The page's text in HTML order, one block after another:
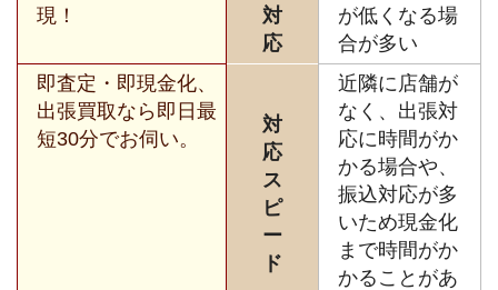
現！
対
応
が低くなる場
合が多い
即査定・即現金化、
出張買取なら即日最
短30分でお伺い。
対
応
ス
ピ
ー
ド
近隣に店舗が
なく、出張対
応に時間がか
かる場合や、
振込対応が多
いため現金化
まで時間がか
かることがあ